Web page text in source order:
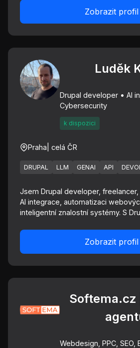
Zobrazit profil
Luděk
Drupal developer • AI
Cybersecurity
k dispozici
Praha | celá ČR
DRUPAL LLM GENAI API
Jsem Drupal developer,
AI integrace, automatizaci
inteligentní znalostní systémy. S
Zobrazit profil
Softema.cz
Webdesign, PPC, SEO,